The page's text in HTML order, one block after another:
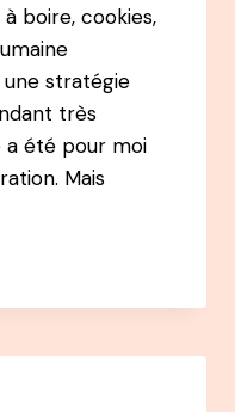
boire, cookies,
stratégie
très
été pour moi
Mais